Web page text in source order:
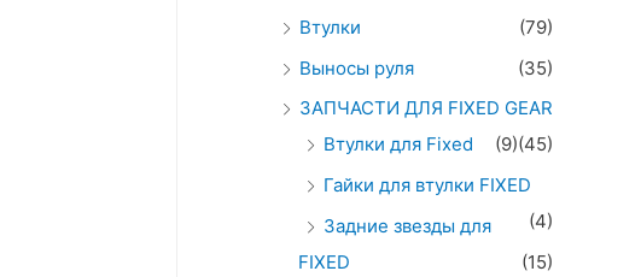
Втулки
(79)
Выносы руля
(35)
ЗАПЧАСТИ ДЛЯ FIXED GEAR
(45)
Втулки для Fixed
(9)
Гайки для втулки FIXED
(4)
Задние звезды для
FIXED
(15)